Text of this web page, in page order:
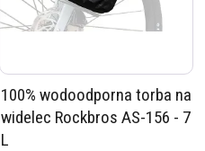
100% wodoodporna torba na
widelec Rockbros AS-156 - 7
L